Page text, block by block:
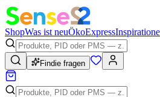
ShopWas ist neuÖkoExpress
Findie fragen